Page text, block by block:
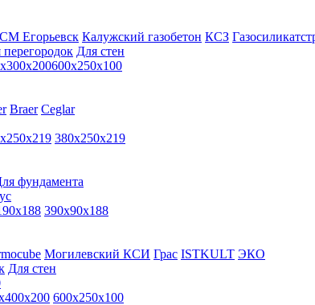
Егорьевск Калужский газобетон КСЗ
перегородок Для стен
600х250х100
Braer Ceglar
380х250х219
фундамента
390х90х188
Могилевский КСИ Грас ISTKULT ЭКО
Для стен
600х250х100